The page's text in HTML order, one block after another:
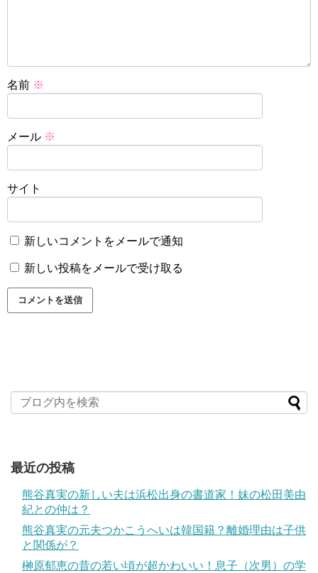
名前 ※
メール ※
サイト
新しいコメントをメールで通知
新しい投稿をメールで受け取る
最近の投稿
熊谷真実の新しい夫は浜松出身の書道家！妹の松田美由
紀との仲は？
熊谷真実の元夫つかこうへいは韓国籍？離婚理由は子供
と関係が？
榊原郁恵の昔の若い頃が超かわいい！息子（次男）の学